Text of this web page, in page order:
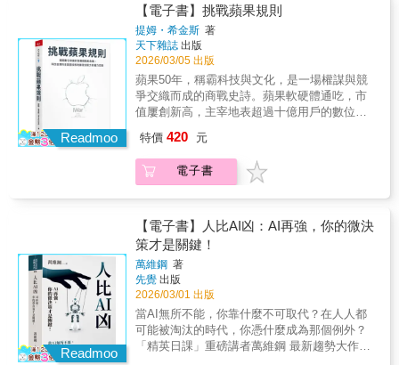
推動手機、網路與AI爆發式成長，掌握科技浪
潮背後的發動機。當硬體升級快到人類跟不
上，你該如何重新定位自己？第二階段｜駕馭
AI未來世界只剩兩種人：一種會「叫AI做
事」，另一種被AI取代。本書不教艱深程式，
而是教你「提問力」。學會問題拆解、角色設
定、情境設計與多模態提問技巧，讓AI成為你
段｜AI變現從內容創作、自媒體經營、電子書
與知識產品，到影音自動化與數位資產打造，
本書提供完整變現地圖。不是盲目追趨勢，而
是用AI解決真實市場問題，建立可複製、可放
快、越來越便宜？• AI 爆發是偶然，還是必
然？• 如何用「提問」放大AI產出品質？• 哪些
AI 商業模式值得投入？• 如何打造屬於自己的
AI變現系統？
中最關鍵、也最敏感的節點。 在美中競逐、AI
爆發、半導體發展成為國家戰略資產的時代，
台灣的重要性不再來自市場規模，而是來自
「無可替代的製造與交付能力」。本書試圖重
新定義台灣電子業的角色&mdash;&mdash;不
只是代工者，而是撐起全球科技體系運轉的核
心樞紐。 作者將自身家族記憶、創業歷程與電
子業第一線觀察並置：從 DIY 電腦時代到半導
體與 AI 供應鏈重組世界秩序；從庶民社會追求
球供應鏈中承擔風險、吸收不確定性的關鍵位
置。你會看到，電子業的成功從來不只是技術
突破，而是世代累積的紀律、專注與對風險的
高度耐受。 這不僅是一部回顧台灣過去的產業
之書，更是一份正在發生的現場紀錄。在 AI 與
地緣政治同時重塑世界的時代，台灣已無法被
動回應需求，而必須重新思考：當全球離不開
台灣電子業，我們該如何定義自己的位置、責
任與方向。 ──今生：1975～2025──電子業崛
起 &times; 地緣政治壓力── ●半導體從產業競
爭走向國家戰略 台積電的技術領先，使台灣意
外成為全球科技命脈。晶片不再只是產品，而
Readmoo
【電子書】挑戰蘋果規則
提姆・希金斯 著
天下雜誌 出版
2026/03/05 出版
蘋果50年，稱霸科技與文化，是一場權謀與競
爭交織而成的商戰史詩。蘋果軟硬體通吃，市
值屢創新高，主宰地表超過十億用戶的數位生
之際浮現日益擴大的隱形裂縫，科技巨頭和地
緣政治力量反擊，衝擊蘋果霸權，更影響我們
每一個消費者。蘋果透過 iPhone 與 App Store
動。只能透過iPhone接觸十億用戶的全球廠商
們，真的別無選擇嗎？這種激烈的封閉與控
制，使蘋果成為各方角力的箭靶。由歐美和各
國的監管部門、Epic Games、Spotify、
Meta、微信等巨頭所組成的「蘋果反抗軍聯
盟」，正在聯手削弱數位帝國的主要獲利模式
和成長動能，但是這些競爭對手也同樣模仿蘋
果，建立自己的數位圍牆。《華爾街日報》專
欄作家希金斯深入探討蘋果崛起與主導市場的
特價 420 元
電子書
Readmoo
【電子書】人比AI凶：AI再強，你的微決
策才是關鍵！
萬維鋼 著
先覺 出版
2026/03/01 出版
當AI無所不能，你靠什麼不可取代？在人人都
可能被淘汰的時代，你憑什麼成為那個例外？
「精英日課」重磅講者萬維鋼 最新趨勢大作──